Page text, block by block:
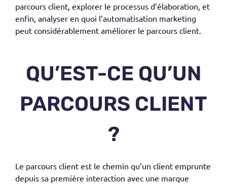
parcours client, explorer le processus d’élaboration, et
enfin, analyser en quoi l’automatisation marketing
peut considérablement améliorer le parcours client.
QU’EST-CE QU’UN
PARCOURS CLIENT
?
Le parcours client est le chemin qu’un client emprunte
depuis sa première interaction avec une marque